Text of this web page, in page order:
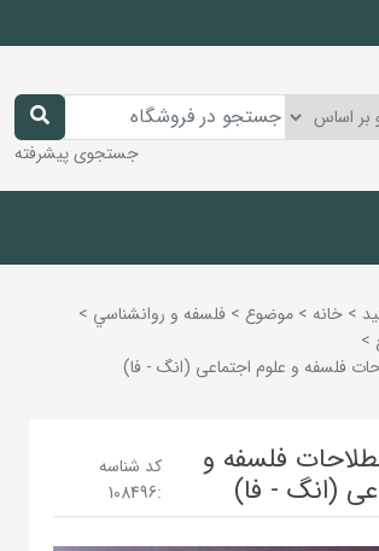
جستجوی پیشرفته
> خانه > موضوع > فلسفه و روانشناسي >
>
فلسفه و علوم اجتماعی (انگ - فا)
فلسفه و
(انگ - فا)
کد شناسه
:
108496